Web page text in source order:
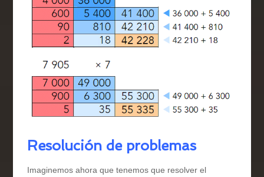
Resolución de problemas
Imaginemos ahora que tenemos que resolver el